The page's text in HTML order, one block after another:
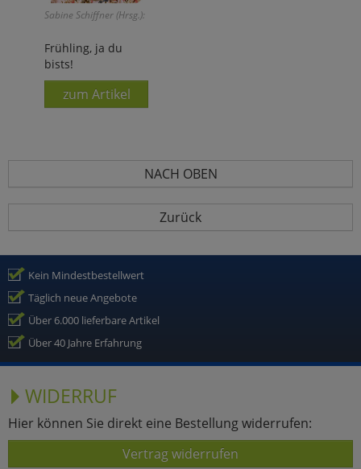
Sabine Schiffner (Hrsg.):
Frühling, ja du
bists!
zum Artikel
NACH OBEN
Zurück
Kein Mindestbestellwert
Täglich neue Angebote
Über 6.000 lieferbare Artikel
Über 40 Jahre Erfahrung
WIDERRUF
Hier können Sie direkt eine Bestellung widerrufen:
Vertrag widerrufen